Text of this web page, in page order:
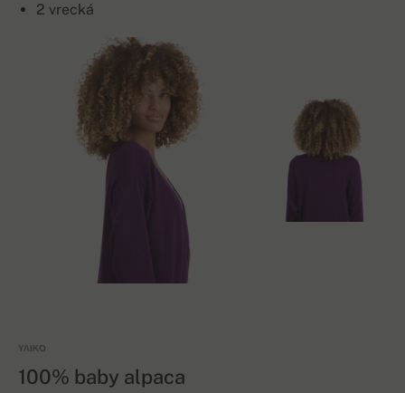
2 vrecká
ΥΛΙΚΌ
100% baby alpaca